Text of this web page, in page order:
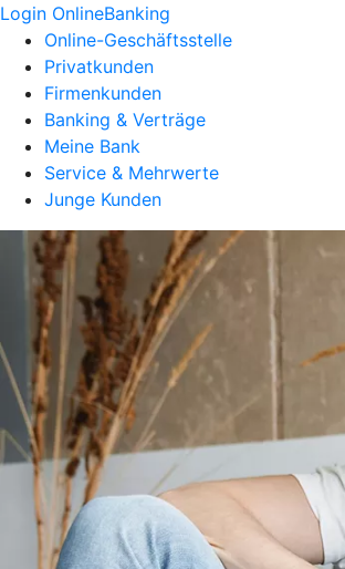
Login OnlineBanking
Online-Geschäftsstelle
Privatkunden
Firmenkunden
Banking & Verträge
Meine Bank
Service & Mehrwerte
Junge Kunden